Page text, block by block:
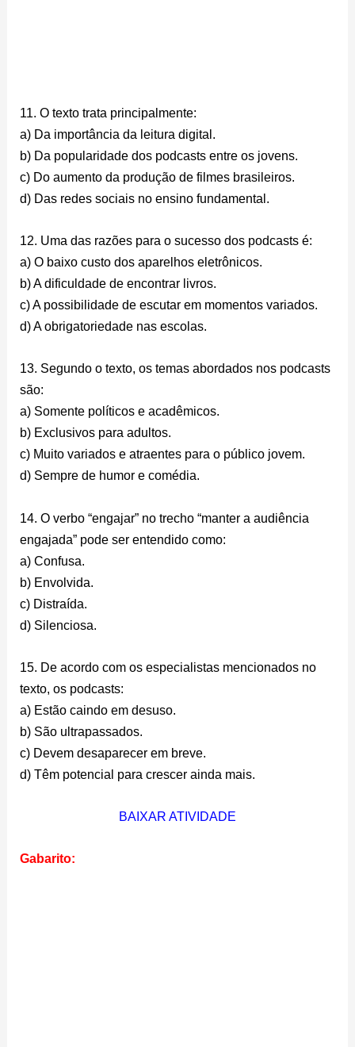
11. O texto trata principalmente:
a) Da importância da leitura digital.
b) Da popularidade dos podcasts entre os jovens.
c) Do aumento da produção de filmes brasileiros.
d) Das redes sociais no ensino fundamental.
12. Uma das razões para o sucesso dos podcasts é:
a) O baixo custo dos aparelhos eletrônicos.
b) A dificuldade de encontrar livros.
c) A possibilidade de escutar em momentos variados.
d) A obrigatoriedade nas escolas.
13. Segundo o texto, os temas abordados nos podcasts
são:
a) Somente políticos e acadêmicos.
b) Exclusivos para adultos.
c) Muito variados e atraentes para o público jovem.
d) Sempre de humor e comédia.
14. O verbo “engajar” no trecho “manter a audiência
engajada” pode ser entendido como:
a) Confusa.
b) Envolvida.
c) Distraída.
d) Silenciosa.
15. De acordo com os especialistas mencionados no
texto, os podcasts:
a) Estão caindo em desuso.
b) São ultrapassados.
c) Devem desaparecer em breve.
d) Têm potencial para crescer ainda mais.
BAIXAR ATIVIDADE
Gabarito: